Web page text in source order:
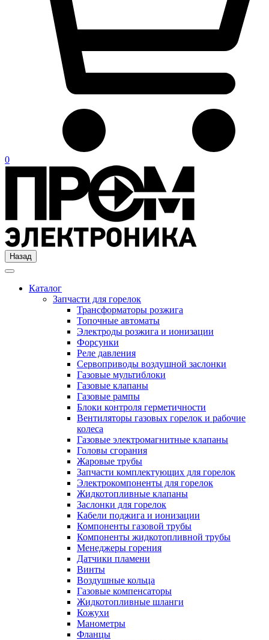
0
Назад
Каталог
Запчасти для горелок
Трансформаторы розжига
Топочные автоматы
Электроды розжига и ионизации
Форсунки
Реле давления
Сервоприводы воздушной заслонки
Газовые мультиблоки
Газовые клапаны
Газовые рампы
Блоки контроля герметичности
Вентиляторы газовых горелок и рабочие
колеса
Газовые электромагнитные клапаны
Головы сгорания
Жаровые трубы
Запчасти комплектующих для горелок
Электрокомпоненты для горелок
Жидкотопливные клапаны
Заслонки для горелок
Кабели поджига и ионизации
Компоненты газовой трубы
Компоненты жидкотопливной трубы
Менеджеры горения
Датчики пламени
Винты
Воздушные кольца
Газовые компенсаторы
Жидкотопливные шланги
Кожухи
Манометры
Фланцы